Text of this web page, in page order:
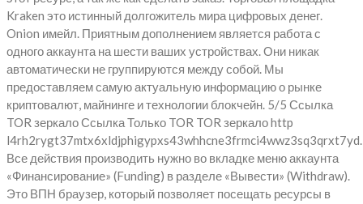
Kraken это истинный долгожитель мира цифровых денег.
Onion имейл. Приятным дополнением является работа с
одного аккаунта на шести ваших устройствах. Они никак
автоматически не группируются между собой. Мы
предоставляем самую актуальную информацию о рынке
криптовалют, майнинге и технологии блокчейн. 5/5 Ссылка
TOR зеркало Ссылка Только TOR TOR зеркало http
l4rh2rygt37mtx6xldjphigypxs43whhcne3frmci4wwz3sq3qrxt7yd.
Все действия производить нужно во вкладке меню аккаунта
«Финансирование» (Funding) в разделе «Вывести» (Withdraw).
Это ВПН браузер, который позволяет посещать ресурсы в